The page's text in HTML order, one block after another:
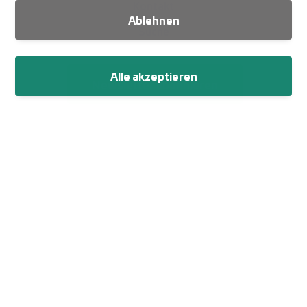
Newsletter abonnieren
Ablehnen
Alle akzeptieren